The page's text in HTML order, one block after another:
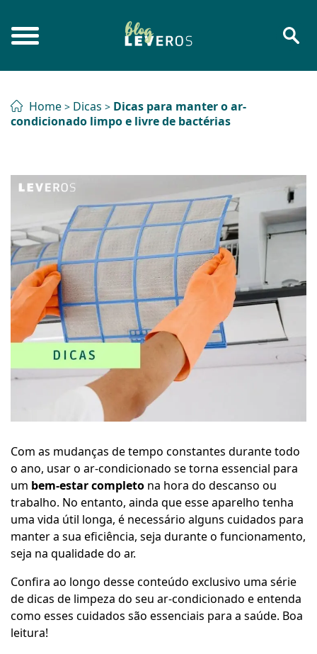
Home > Dicas > Dicas para manter o ar-
condicionado limpo e livre de bactérias
Com as mudanças de tempo constantes durante todo
o ano, usar o ar-condicionado se torna essencial para
um bem-estar completo na hora do descanso ou
trabalho. No entanto, ainda que esse aparelho tenha
uma vida útil longa, é necessário alguns cuidados para
manter a sua eficiência, seja durante o funcionamento,
seja na qualidade do ar.
Confira ao longo desse conteúdo exclusivo uma série
de dicas de limpeza do seu ar-condicionado e entenda
como esses cuidados são essenciais para a saúde. Boa
leitura!